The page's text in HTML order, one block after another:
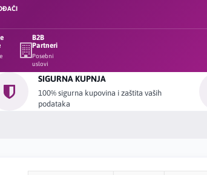
B2B
Partneri
Posebni
uslovi
SIGURNA KUPNJA
100% sigurna kupovina i zaštita vaših
podataka